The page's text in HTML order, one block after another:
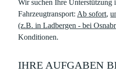
Wir suchen Ihre Unterstützung
Fahrzeugtransport: Ab sofort,
(z.B. in Ladbergen - bei
Konditionen.
IHRE AUFGABEN